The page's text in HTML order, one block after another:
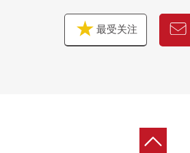
最受关注